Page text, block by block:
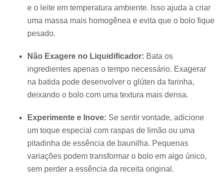
e o leite em temperatura ambiente. Isso ajuda a criar
uma massa mais homogênea e evita que o bolo fique
pesado.
Não Exagere no Liquidificador: Bata os
ingredientes apenas o tempo necessário. Exagerar
na batida pode desenvolver o glúten da farinha,
deixando o bolo com uma textura mais densa.
Experimente e Inove: Se sentir vontade, adicione
um toque especial com raspas de limão ou uma
pitadinha de essência de baunilha. Pequenas
variações podem transformar o bolo em algo único,
sem perder a essência da receita original.